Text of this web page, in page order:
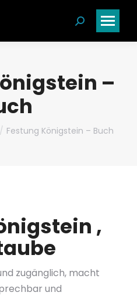
Search:
–
Festung Königstein – Buch
,
zugänglich, macht
und